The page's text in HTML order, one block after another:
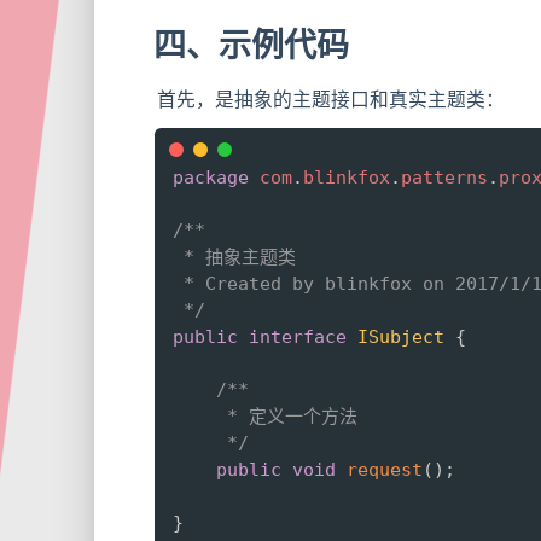
四、示例代码
首先，是抽象的主题接口和真实主题类：
package
com. blinkfox . patterns .
/**
* 抽象主题类
* Created by blinkfox on 2017/1/
*/
public
interface ISubject {
/**
     * 定义一个方法
     */
public
void request ( ) ;
}